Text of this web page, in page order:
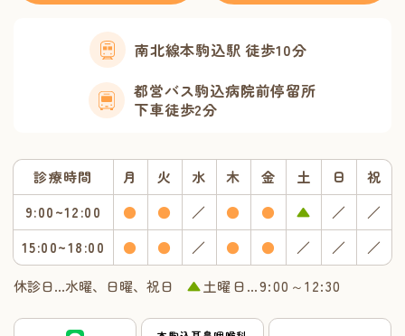
南北線本駒込駅徒歩10分
都営バス駒込病院前停留所
下車徒歩2分
診療時間 月 火 水 木 金 土 日
祝
9:00~12:00
● ● ／ ● ● ▲ ／
／
15:00~18:00
● ● ／ ● ● ／ ／ ／
休診日…水曜、日曜、祝日 ▲土曜日…9:00～12:30